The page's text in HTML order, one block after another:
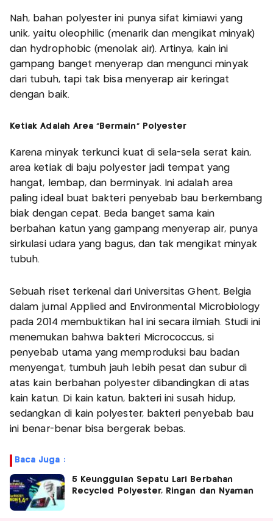
Nah, bahan polyester ini punya sifat kimiawi yang
unik, yaitu oleophilic (menarik dan mengikat minyak)
dan hydrophobic (menolak air). Artinya, kain ini
gampang banget menyerap dan mengunci minyak
dari tubuh, tapi tak bisa menyerap air keringat
dengan baik.
Ketiak Adalah Area “Bermain” Polyester
Karena minyak terkunci kuat di sela-sela serat kain,
area ketiak di baju polyester jadi tempat yang
hangat, lembap, dan berminyak. Ini adalah area
paling ideal buat bakteri penyebab bau berkembang
biak dengan cepat. Beda banget sama kain
berbahan katun yang gampang menyerap air, punya
sirkulasi udara yang bagus, dan tak mengikat minyak
tubuh.
Sebuah riset terkenal dari Universitas Ghent, Belgia
dalam jurnal Applied and Environmental Microbiology
pada 2014 membuktikan hal ini secara ilmiah. Studi ini
menemukan bahwa bakteri Micrococcus, si
penyebab utama yang memproduksi bau badan
menyengat, tumbuh jauh lebih pesat dan subur di
atas kain berbahan polyester dibandingkan di atas
kain katun. Di kain katun, bakteri ini susah hidup,
sedangkan di kain polyester, bakteri penyebab bau
ini benar-benar bisa bergerak bebas.
Baca Juga :
5 Keunggulan Sepatu Lari Berbahan
Recycled Polyester, Ringan dan Nyaman